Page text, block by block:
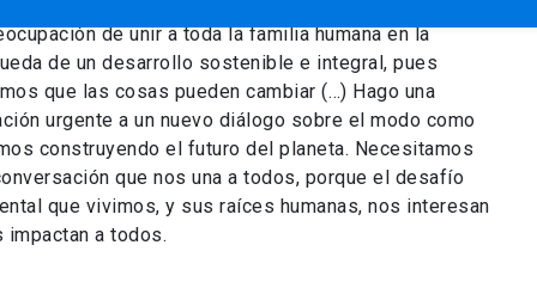
de unir a toda la familia humana en la
de un desarrollo sostenible e integral, pues
que las cosas pueden cambiar (…) Hago una
urgente a un nuevo diálogo sobre el modo como
construyendo el futuro del planeta. Necesitamos
que nos una a todos, porque el desafío
que vivimos, y sus raíces humanas, nos interesan
impactan a todos.